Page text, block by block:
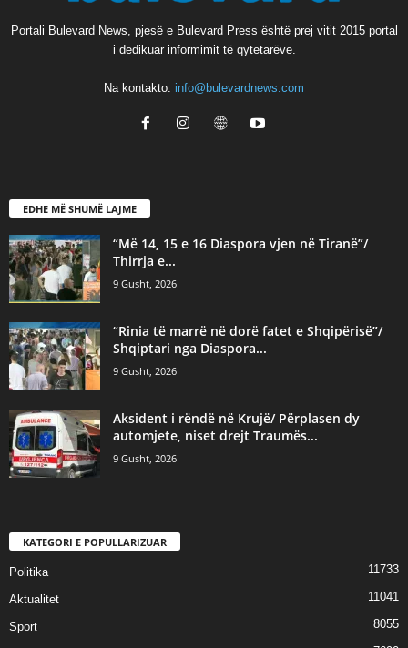
Portali Bulevard News, pjesë e Bulevard Press është prej vitit 2015 portal
i dedikuar informimit të qytetarëve.
Na kontakto: info@bulevardnews.com
EDHE MË SHUMË LAJME
“Më 14, 15 e 16 Diaspora vjen në Tiranë”/
Thirrja e...
9 Gusht, 2026
“Rinia të marrë në dorë fatet e Shqipërisë”/
Shqiptari nga Diaspora...
9 Gusht, 2026
Aksident i rëndë në Krujë/ Përplasen dy
automjete, niset drejt Traumës...
9 Gusht, 2026
KATEGORI E POPULLARIZUAR
Politika 11733
Aktualitet 11041
Sport 8055